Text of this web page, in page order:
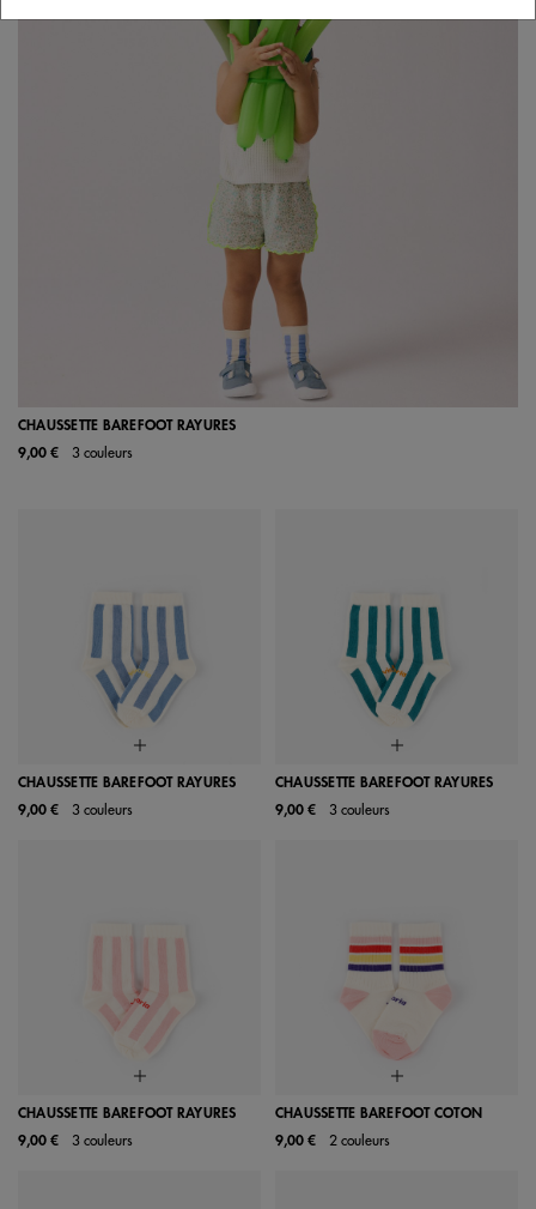
CHAUSSETTE BAREFOOT RAYURES
9,00 €
3 couleurs
CHAUSSETTE BAREFOOT RAYURES
9,00 €
3 couleurs
CHAUSSETTE BAREFOOT RAYURES
9,00 €
3 couleurs
CHAUSSETTE BAREFOOT RAYURES
9,00 €
3 couleurs
CHAUSSETTE BAREFOOT COTON
9,00 €
2 couleurs